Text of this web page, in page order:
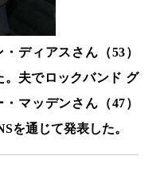
ディアスさん（53）
。夫でロックバンド グ
マッデンさん（47）
を通じて発表した。